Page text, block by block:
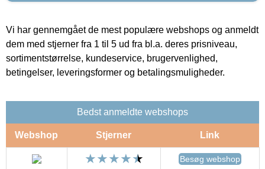
Vi har gennemgået de mest populære webshops og anmeldt
dem med stjerner fra 1 til 5 ud fra bl.a. deres prisniveau,
sortimentstørrelse, kundeservice, brugervenlighed,
betingelser, leveringsformer og betalingsmuligheder.
Bedst anmeldte webshops
Webshop Stjerner Link
Besøg webshop